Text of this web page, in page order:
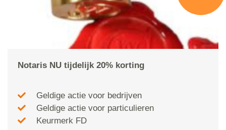
Notaris NU tijdelijk 20% korting
Geldige actie voor bedrijven
Geldige actie voor particulieren
Keurmerk FD